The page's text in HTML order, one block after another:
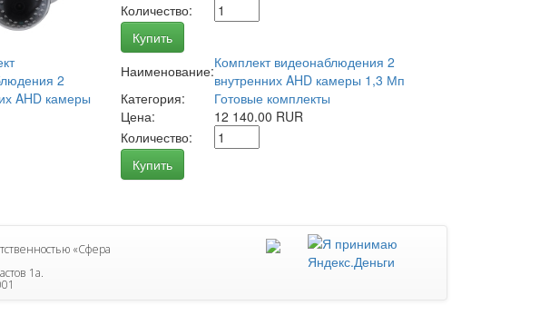
Количество:
Купить
Наименование:Комплект видеонаблюдения 2
внутренних AHD камеры 1,3 Мп
Категория:
Готовые комплекты
Цена:
12 140.00 RUR
Количество:
Купить
«Сфера
1а.